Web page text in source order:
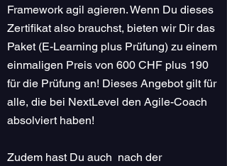
Framework agil agieren. Wenn Du dieses
Zertifikat also brauchst, bieten wir Dir das
Paket (E-Learning plus Prüfung) zu einem
einmaligen Preis von 600 CHF plus 190
für die Prüfung an! Dieses Angebot gilt für
alle, die bei NextLevel den Agile-Coach
absolviert haben!
Zudem hast Du auch nach der